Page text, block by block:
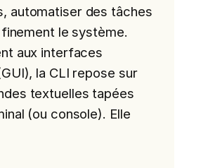
automatiser des tâches
le système.
aux interfaces
la CLI repose sur
textuelles tapées
(ou console). Elle